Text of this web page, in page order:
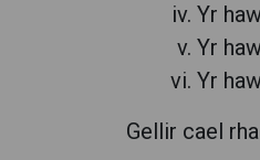
Yr
Yr
Yr
Gellir cael